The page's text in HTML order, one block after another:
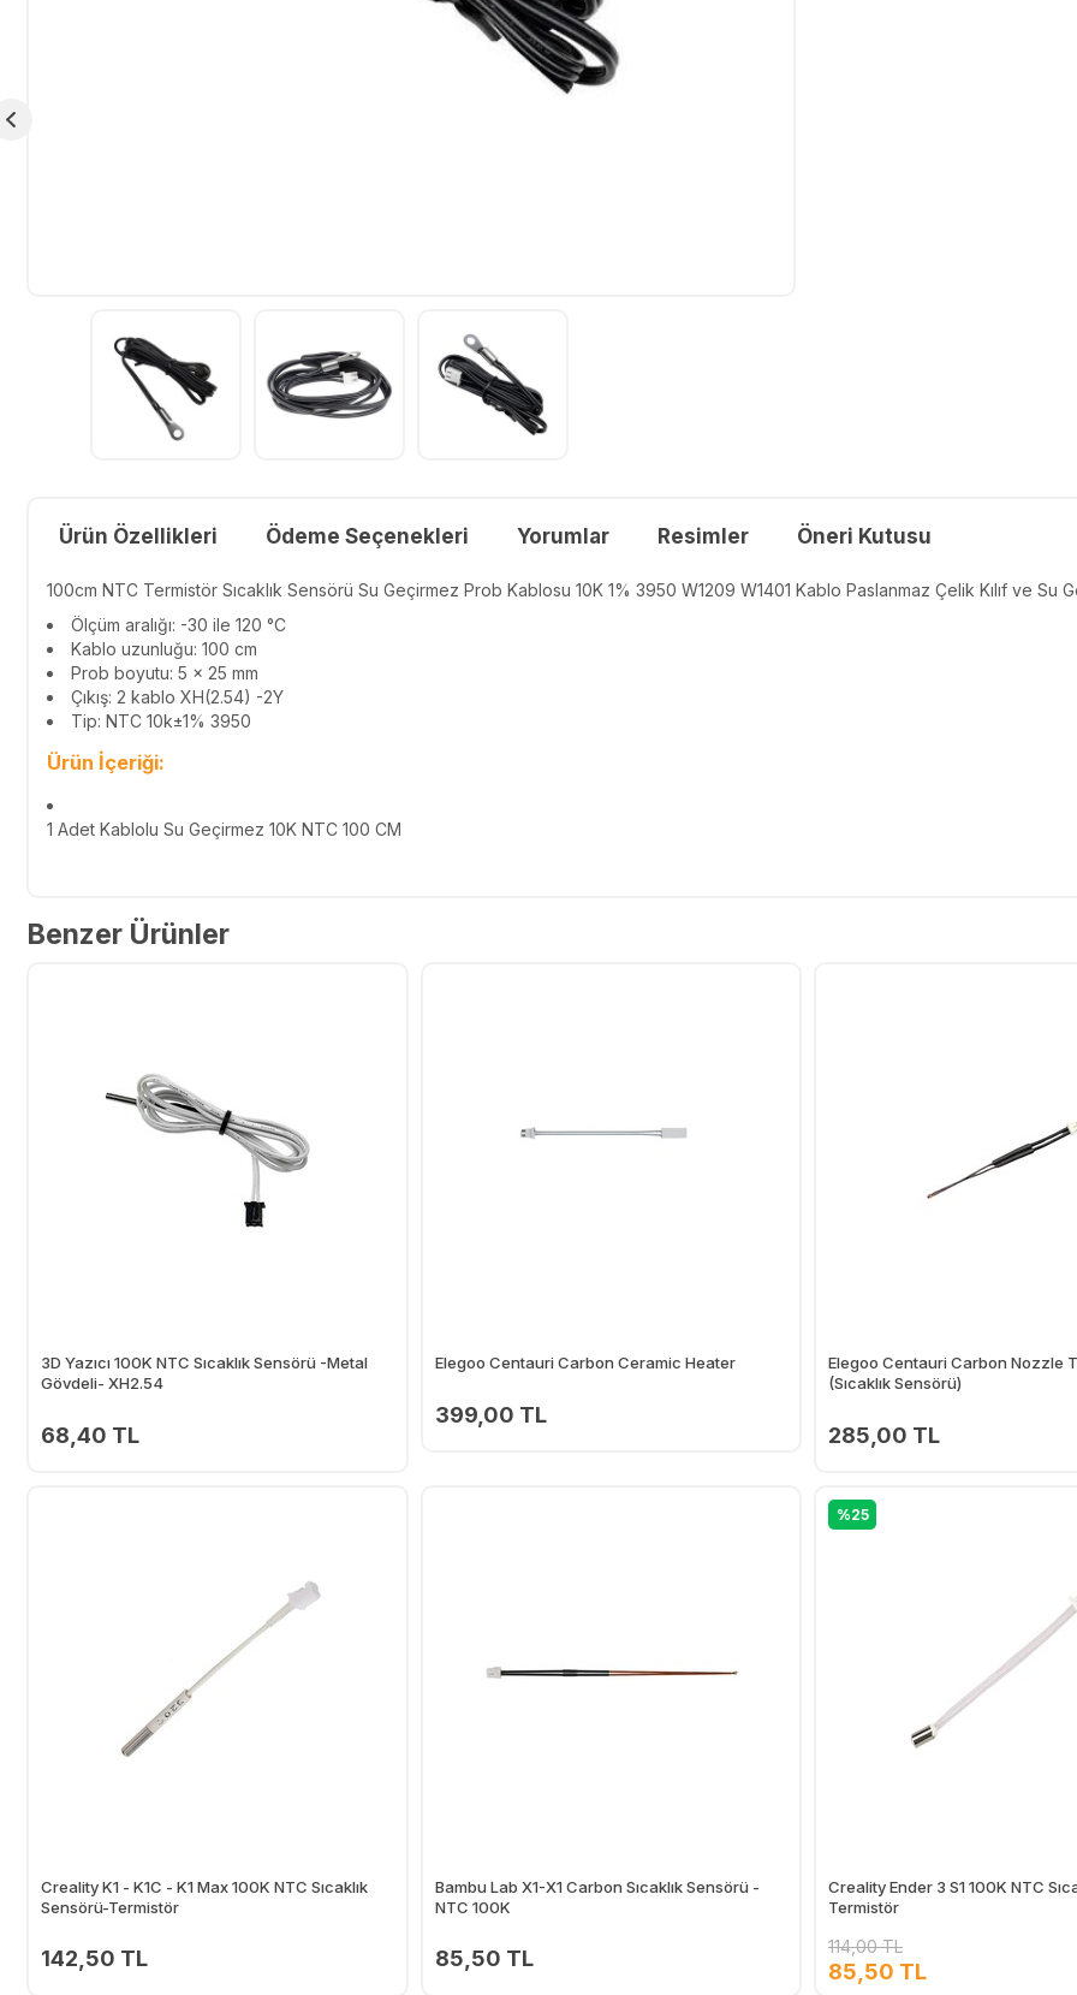
Ürün Özellikleri Ödeme Seçenekleri Yorumlar Resimler Öneri Kutusu
100cm NTC Termistör Sıcaklık Sensörü Su Geçirmez Prob Kablosu 10K 1% 3950 W1209 W1401 Kablo Paslanmaz Çelik Kılıf ve Su
Ölçüm aralığı: -30 ile 120 °C
Kablo uzunluğu: 100 cm
Prob boyutu: 5 x 25 mm
Çıkış: 2 kablo XH(2.54) -2Y
Tip: NTC 10k±1% 3950
Ürün İçeriği:
1 Adet Kablolu Su Geçirmez 10K NTC 100 CM
Benzer Ürünler
3D Yazıcı 100K NTC Sıcaklık Sensörü -Metal
Gövdeli- XH2.54
68,40 TL
Elegoo Centauri Carbon Ceramic Heater
399,00 TL
Elegoo Centauri Carbon Nozzle
(Sıcaklık Sensörü)
285,00 TL
Creality K1 - K1C - K1 Max 100K NTC Sıcaklık
Sensörü-Termistör
142,50 TL
Bambu Lab X1-X1 Carbon Sıcaklık Sensörü -
NTC 100K
85,50 TL
%25
Creality Ender 3 S1 100K NTC
Termistör
114,00 TL
85,50 TL